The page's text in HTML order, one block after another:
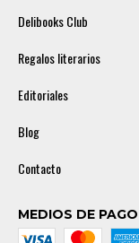
Delibooks Club
Regalos literarios
Editoriales
Blog
Contacto
MEDIOS DE PAGO